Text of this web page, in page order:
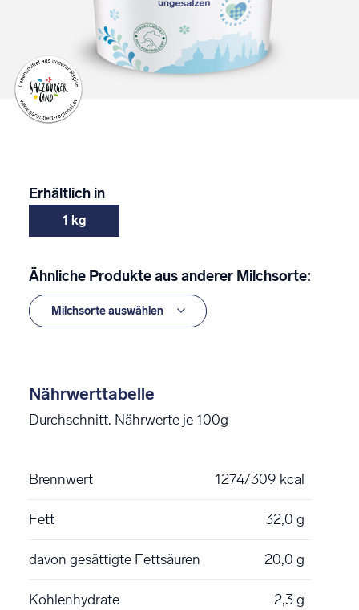
Erhältlich in
1 kg
Ähnliche Produkte aus anderer Milchsorte:
Nährwerttabelle
Durchschnitt. Nährwerte je 100g
Brennwert 1274/309 kcal
Fett 32,0 g
davon gesättigte Fettsäuren 20,0 g
Kohlenhydrate 2,3 g